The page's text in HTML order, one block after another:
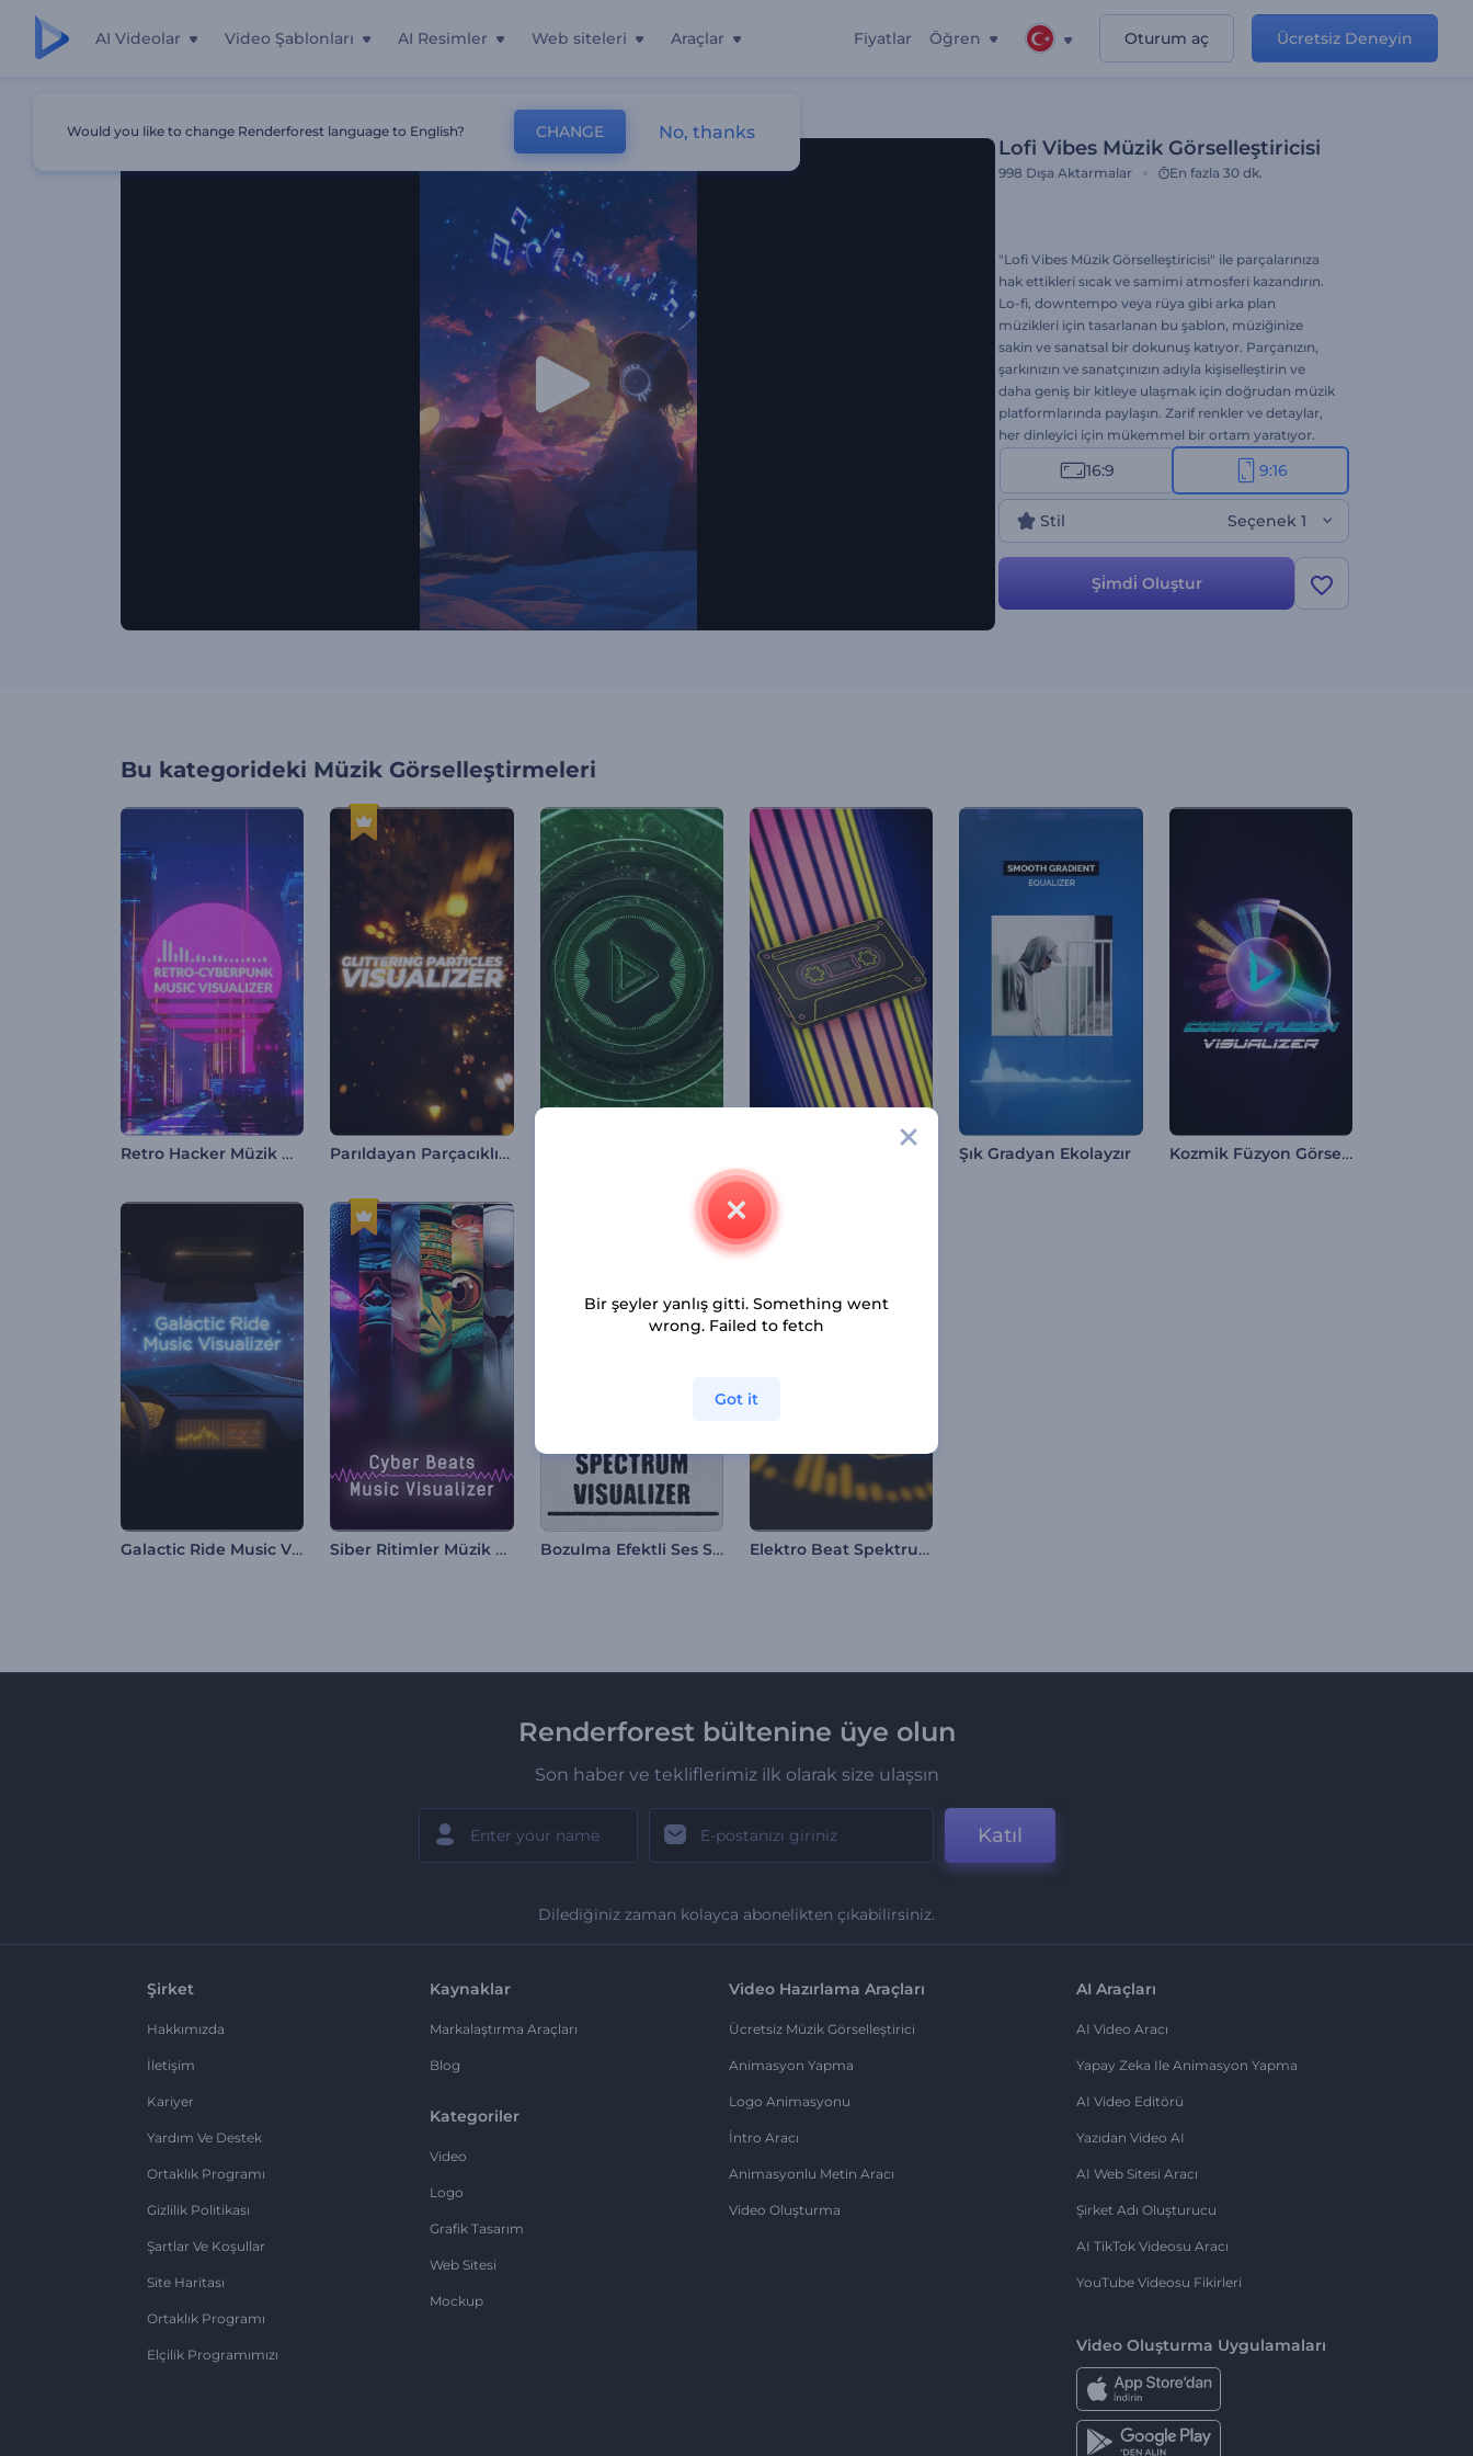
AI Videolar Video Şablonları AI Resimler Web siteleri Araçlar Fiyatlar Öğren Oturum aç Ücretsiz Deneyin
Lofi Vibes Müzik Görselleştiricisi
998 Dışa Aktarmalar En fazla 30 dk.
"Lofi Vibes Müzik Görselleştiricisi" ile parçalarınıza
hak ettikleri sıcak ve samimi atmosferi kazandırın.
Lo-fi, downtempo veya rüya gibi arka plan
müzikleri için tasarlanan bu şablon, müziğinize
sakin ve sanatsal bir dokunuş katıyor. Parçanızın,
şarkınızın ve sanatçınızın adıyla kişiselleştirin ve
daha geniş bir kitleye ulaşmak için doğrudan müzik
platformlarında paylaşın. Zarif renkler ve detaylar,
her dinleyici için mükemmel bir ortam yaratıyor.
16:9 9:16
Stil Seçenek 1
Şi̇mdi̇ Oluştur
Bu kategorideki Müzik Görselleştirmeleri
Retro Hacker Müzik Görselleştirici Parıldayan Parçacıklı Görselleştirici Şık Gradyan Ekolayzır Kozmik Füzyon Görselleştirici
Galactic Ride Music Visualizer Siber Ritimler Müzik Görselleştirici Bozulma Efektli Ses Spektrumu Görselleştirici Elektro Beat Spektrum Görüntüleyici
Renderforest bültenine üye olun
Son haber ve tekliflerimiz ilk olarak size ulaşsın
Katıl
Dilediğiniz zaman kolayca abonelikten çıkabilirsiniz.
Şirket
Hakkımızda
İletişim
Kariyer
Yardım Ve Destek
Ortaklık Programı
Gizlilik Politikası
Şartlar Ve Koşullar
Site Haritası
Ortaklık Programı
Elçilik Programımızı
Kaynaklar
Markalaştırma Araçları
Blog
Kategoriler
Video
Logo
Grafik Tasarım
Web Sitesi
Mockup
Video Hazırlama Araçları
Ücretsiz Müzik Görselleştirici
Animasyon Yapma
Logo Animasyonu
İntro Aracı
Animasyonlu Metin Aracı
Video Oluşturma
AI Araçları
AI Video Aracı
Yapay Zeka Ile Animasyon Yapma
AI Video Editörü
Yazıdan Video AI
AI Web Sitesi Aracı
Şirket Adı Oluşturucu
AI TikTok Videosu Aracı
YouTube Videosu Fikirleri
Video Oluşturma Uygulamaları
Would you like to change Renderforest language to English? CHANGE No, thanks
Bir şeyler yanlış gitti. Something went
wrong. Failed to fetch
Got it